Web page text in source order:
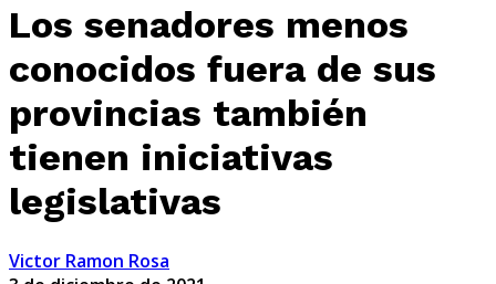
Los senadores menos
conocidos fuera de sus
provincias también
tienen iniciativas
legislativas
Victor Ramon Rosa